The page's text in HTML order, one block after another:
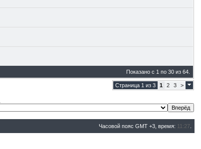
Показано с 1 по 30 из 64.
Страница 1 из 3 1 2 3 >
Часовой пояс GMT +3, время: 11:27